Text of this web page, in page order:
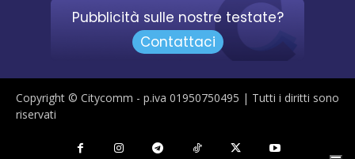
Pubblicità sulle nostre testate?
Contattaci
Copyright © Citycomm - p.iva 01950750495 | Tutti i diritti sono
riservati